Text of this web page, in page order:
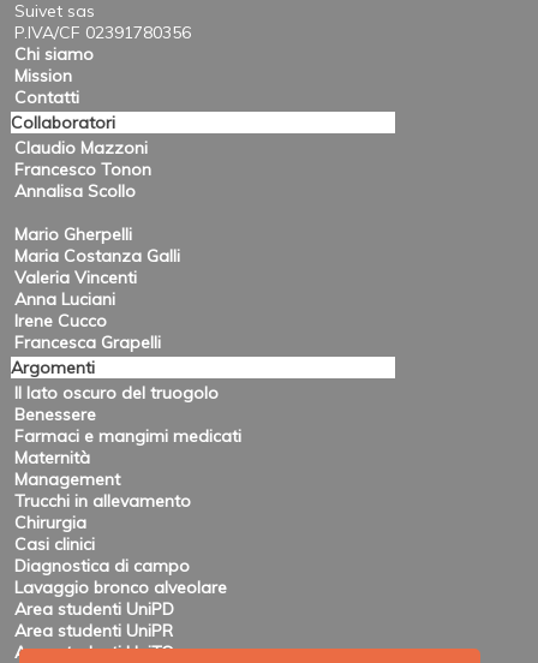
Suivet sas
P.IVA/CF 02391780356
Chi siamo
Mission
Contatti
Collaboratori
Claudio Mazzoni
Francesco Tonon
Annalisa Scollo
Mario Gherpelli
Maria Costanza Galli
Valeria Vincenti
Anna Luciani
Irene Cucco
Francesca Grapelli
Argomenti
Il lato oscuro del truogolo
Benessere
Farmaci e mangimi medicati
Maternità
Management
Trucchi in allevamento
Chirurgia
Casi clinici
Diagnostica di campo
Lavaggio bronco alveolare
Area studenti UniPD
Area studenti UniPR
Area studenti UniTO